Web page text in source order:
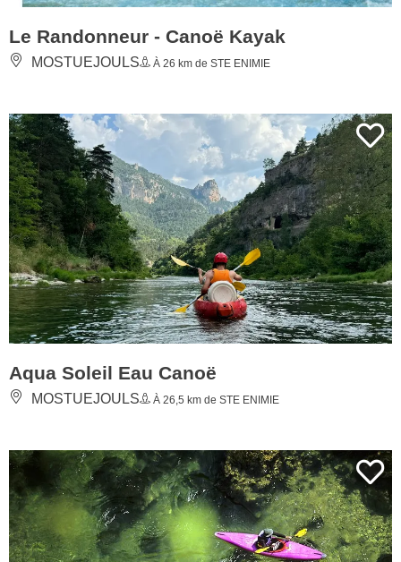
Le Randonneur - Canoë Kayak
MOSTUEJOULS À 26 km de STE ENIMIE
Aqua Soleil Eau Canoë
MOSTUEJOULS À 26,5 km de STE ENIMIE